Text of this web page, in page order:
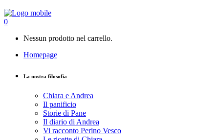
0
Nessun prodotto nel carrello.
Homepage
La nostra filosofia
Chiara e Andrea
Il panificio
Storie di Pane
Il diario di Andrea
Vi racconto Perino Vesco